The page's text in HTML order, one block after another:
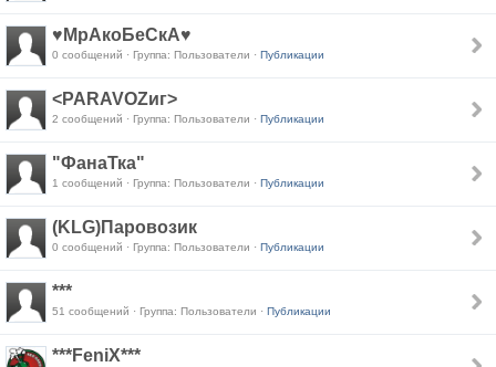
♥МрАкоБеСкА♥
0 сообщений · Группа: Пользователи · Публикации
<PARAVOZиг>
2 сообщений · Группа: Пользователи · Публикации
"ФанаТка"
1 сообщений · Группа: Пользователи · Публикации
(KLG)Паровозик
0 сообщений · Группа: Пользователи · Публикации
***
51 сообщений · Группа: Пользователи · Публикации
***FeniX***